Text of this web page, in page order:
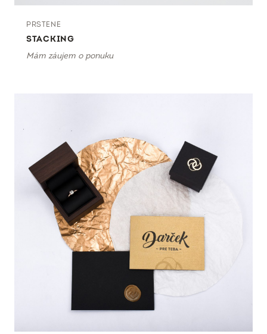
PRSTENE
STACKING
Mám záujem o ponuku